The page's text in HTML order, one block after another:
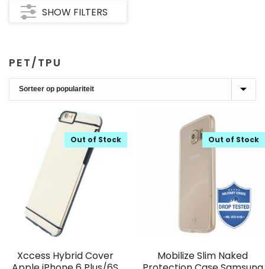
SHOW FILTERS
PET/TPU
Xccess Hybrid Cover
Out of Stock
Mobilize Slim Naked
Out of Stock